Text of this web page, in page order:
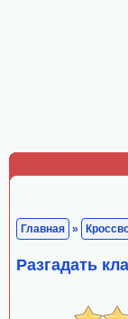
Главная »
Разгадать